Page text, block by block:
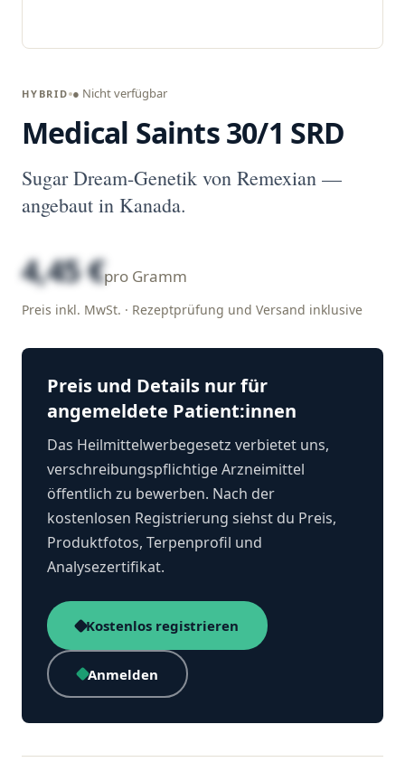
HYBRID ● Nicht verfügbar
Medical Saints 30/1 SRD
Sugar Dream-Genetik von Remexian —
angebaut in Kanada.
4,45 €pro Gramm
Preis inkl. MwSt. · Rezeptprüfung und Versand inklusive
Preis und Details nur für
angemeldete Patient:innen
Das Heilmittelwerbegesetz verbietet uns,
verschreibungspflichtige Arzneimittel
öffentlich zu bewerben. Nach der
kostenlosen Registrierung siehst du Preis,
Produktfotos, Terpenprofil und
Analysezertifikat.
Kostenlos registrieren
Anmelden